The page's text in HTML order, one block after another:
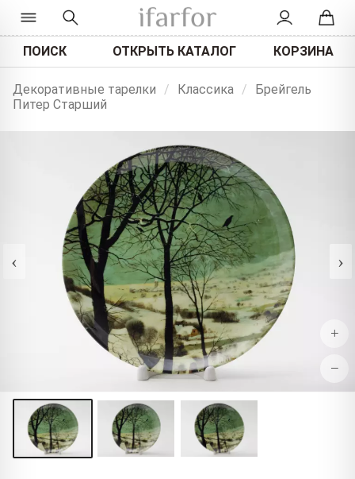
ПОИСК ОТКРЫТЬ КАТАЛОГ КОРЗИНА
Декоративные тарелки / Классика /
Брейгель
Питер Старший
‹ ›
+
−